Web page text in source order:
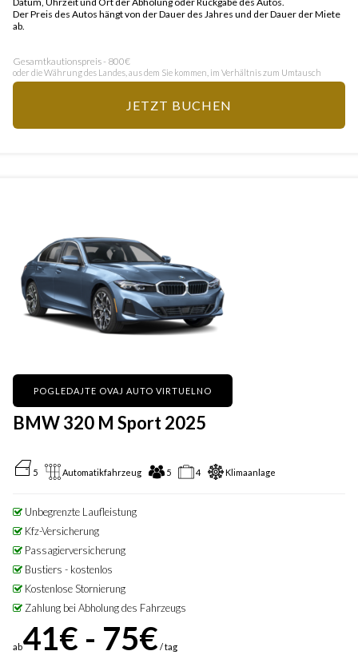
Der Preis des Autos hängt von der Dauer des Jahres und der Dauer der Miete
ab.
Gesamtkautionspreis - 800€
oder die Währung des Landes, aus dem Sie kommen, im Verhältnis zum Umtausch
JETZT BUCHEN
POGLEDAJTE OVAJ AUTO VIRTUELNO
BMW 320 M Sport 2025
5 Automatikfahrzeug 5 4 Klimaanlage
Unbegrenzte Laufleistung
Kfz-Versicherung
Passagierversicherung
Bustiers - kostenlos
Kostenlose Stornierung
Zahlung bei Abholung des Fahrzeugs
ab41€ - 75€ / tag